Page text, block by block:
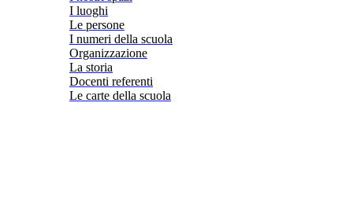
I luoghi
Le persone
I numeri della scuola
Organizzazione
La storia
Docenti referenti
Le carte della scuola